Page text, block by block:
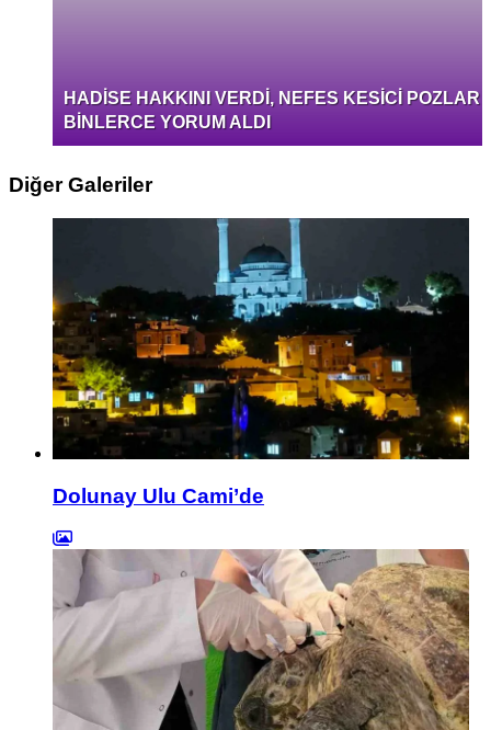
HADİSE HAKKINI VERDİ, NEFES KESİCİ POZLAR
BİNLERCE YORUM ALDI
Diğer Galeriler
Dolunay Ulu Cami’de